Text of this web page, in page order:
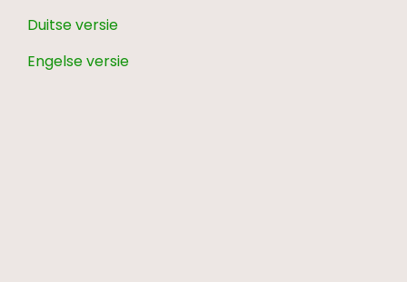
Duitse versie
Engelse versie